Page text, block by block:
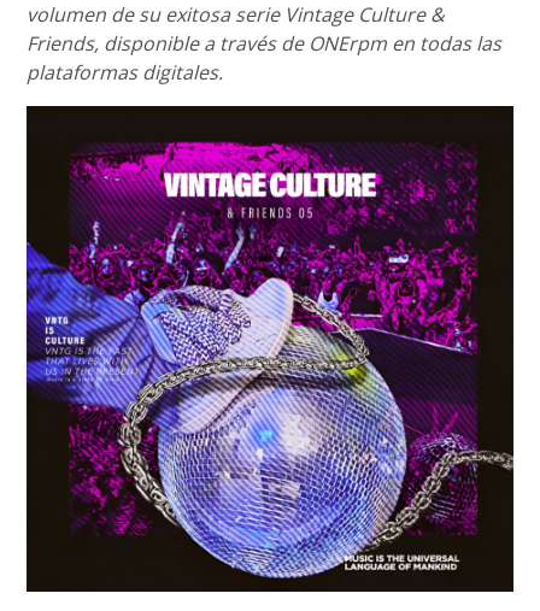
volumen de su exitosa serie Vintage Culture &
Friends, disponible a través de ONErpm en todas las
plataformas digitales.